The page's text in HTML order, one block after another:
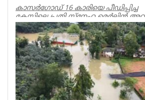
കാസർഗോഡ് 16 കാരിയെ പീഡിപ്പിച്ച
കേസിലെ പ്രതി സ്നേഹ മെർലിൻ
തളിപ്പറമ്പ്, പുളിപ്പറമ്പ് സ്വദേ...
Kerala